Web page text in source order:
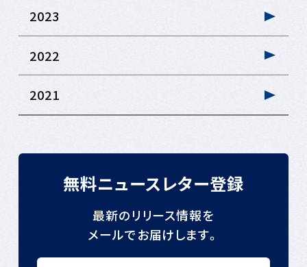
2023
2022
2021
無料ニュースレター登録
最新のリリース情報を
メールでお届けします。